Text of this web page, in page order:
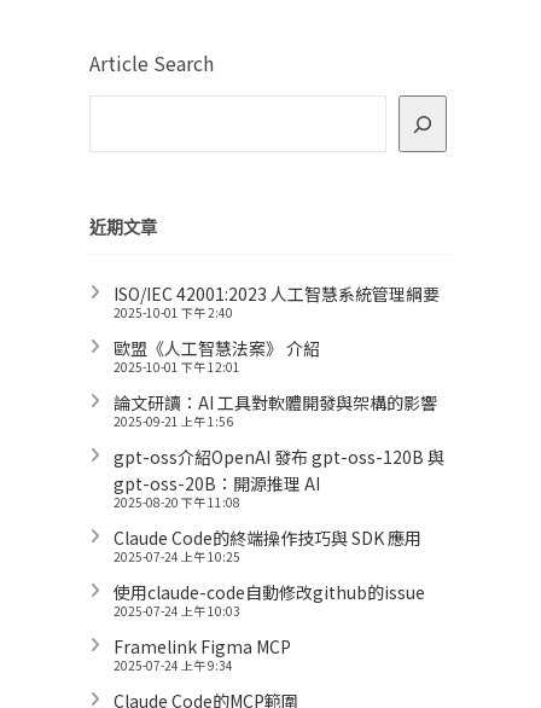
Article Search
近期文章
ISO/IEC 42001:2023 人工智慧系統管理綱要
2025-10-01 下午 2:40
歐盟《人工智慧法案》 介紹
2025-10-01 下午 12:01
論文研讀：AI 工具對軟體開發與架構的影響
2025-09-21 上午 1:56
gpt-oss介紹OpenAI 發布 gpt-oss-120B 與
gpt-oss-20B：開源推理 AI
2025-08-20 下午 11:08
Claude Code的終端操作技巧與 SDK 應用
2025-07-24 上午 10:25
使用claude-code自動修改github的issue
2025-07-24 上午 10:03
Framelink Figma MCP
2025-07-24 上午 9:34
Claude Code的MCP範圍